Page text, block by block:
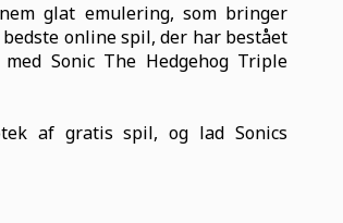
glat emulering, som bringer
bedste online spil, der har bestået
Sonic The Hedgehog Triple
af gratis spil, og lad Sonics